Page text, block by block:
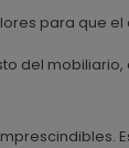
para que
del